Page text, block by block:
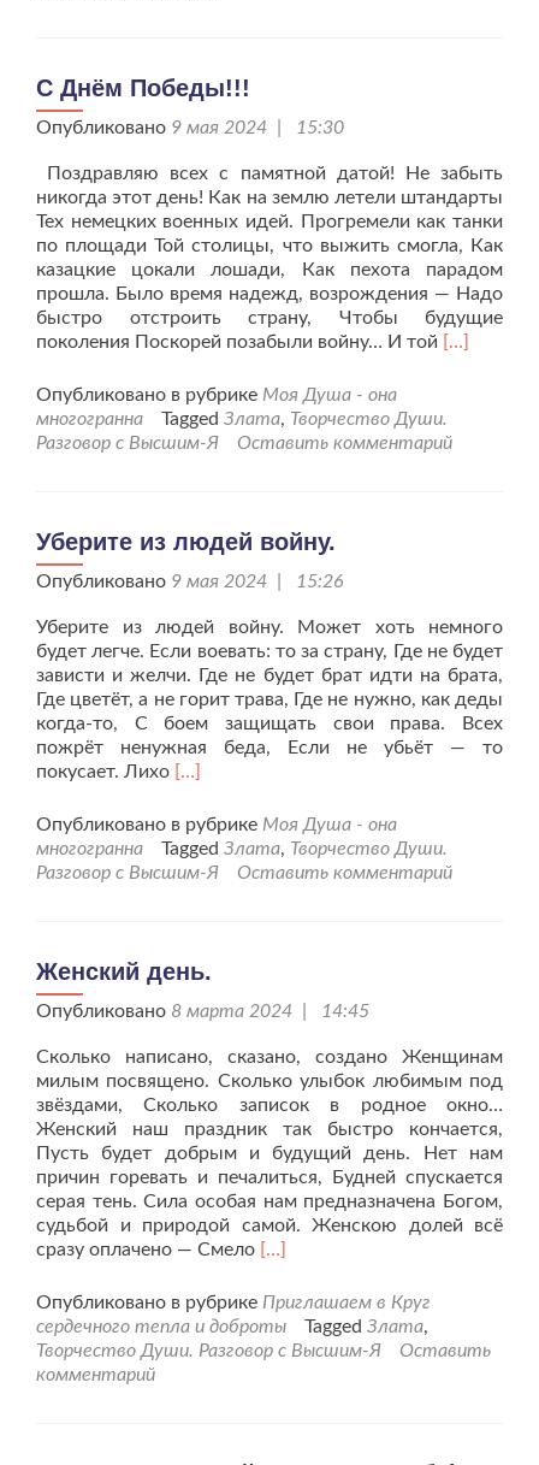
С Днём Победы!!!
Опубликовано 9 мая 2024 | 15:30
Поздравляю всех с памятной датой! Не забыть
никогда этот день! Как на землю летели штандарты
Тех немецких военных идей. Прогремели как танки
по площади Той столицы, что выжить смогла, Как
казацкие цокали лошади, Как пехота парадом
прошла. Было время надежд, возрождения — Надо
быстро отстроить страну, Чтобы будущие
поколения Поскорей позабыли войну… И той Читать
Днём
Победы!!!
[…]
Опубликовано в рубрике Моя Душа - она
многогранна
Tagged Злата, Творчество Души.
Разговор с Высшим-Я
Оставить комментарий
Уберите из людей войну.
Опубликовано 9 мая 2024 | 15:26
Уберите из людей войну. Может хоть немного
будет легче. Если воевать: то за страну, Где не будет
зависти и желчи. Где не будет брат идти на брата,
Где цветёт, а не горит трава, Где не нужно, как деды
когда-то, С боем защищать свои права. Всех
пожрёт ненужная беда, Если не убьёт — то
покусает. Лихо Читать
проУберите
из
людей
[…]
Опубликовано в рубрике Моя Душа - она
многогранна
Tagged Злата, Творчество Души.
Разговор с Высшим-Я
Оставить комментарий
Женский день.
Опубликовано 8 марта 2024 | 14:45
Сколько написано, сказано, создано Женщинам
милым посвящено. Сколько улыбок любимым под
звёздами, Сколько записок в родное окно…
Женский наш праздник так быстро кончается,
Пусть будет добрым и будущий день. Нет нам
причин горевать и печалиться, Будней спускается
серая тень. Сила особая нам предназначена Богом,
судьбой и природой самой. Женскою долей всё
сразу оплачено — Смело Читать
проЖенский
день.
[…]
Опубликовано в рубрике Приглашаем в Круг
сердечного тепла и доброты
Tagged Злата,
Творчество Души. Разговор с Высшим-Я
Оставить
комментарий